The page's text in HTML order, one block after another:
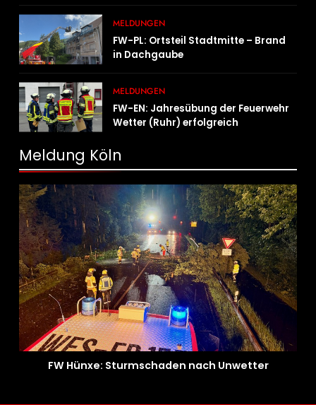
MELDUNGEN
FW-PL: Ortsteil Stadtmitte – Brand
in Dachgaube
MELDUNGEN
FW-EN: Jahresübung der Feuerwehr
Wetter (Ruhr) erfolgreich
Meldung Köln
FW Hünxe: Sturmschaden nach Unwetter